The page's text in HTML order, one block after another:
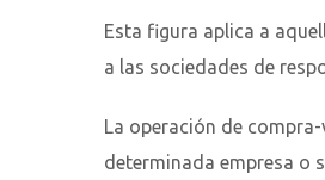
Esta figura aplica a
a las sociedades de
La operación de
determinada empresa o